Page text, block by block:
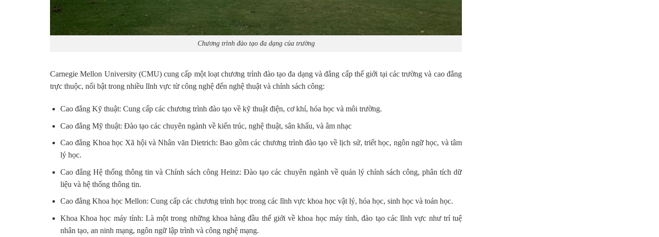
Chương trình đào tạo đa dạng của trường
Carnegie Mellon University (CMU) cung cấp một loạt chương trình đào tạo đa dạng và đẳng cấp thế giới tại các trường và cao đẳng
trực thuộc, nổi bật trong nhiều lĩnh vực từ công nghệ đến nghệ thuật và chính sách công:
Cao đẳng Kỹ thuật: Cung cấp các chương trình đào tạo về kỹ thuật điện, cơ khí, hóa học và môi trường.
Cao đẳng Mỹ thuật: Đào tạo các chuyên ngành về kiến trúc, nghệ thuật, sân khấu, và âm nhạc
Cao đẳng Khoa học Xã hội và Nhân văn Dietrich: Bao gồm các chương trình đào tạo về lịch sử, triết học, ngôn ngữ học, và tâm
lý học.
Cao đẳng Hệ thống thông tin và Chính sách công Heinz: Đào tạo các chuyên ngành về quản lý chính sách công, phân tích dữ
liệu và hệ thống thông tin.
Cao đẳng Khoa học Mellon: Cung cấp các chương trình học trong các lĩnh vực khoa học vật lý, hóa học, sinh học và toán học.
Khoa Khoa học máy tính: Là một trong những khoa hàng đầu thế giới về khoa học máy tính, đào tạo các lĩnh vực như trí tuệ
nhân tạo, an ninh mạng, ngôn ngữ lập trình và công nghệ mạng.